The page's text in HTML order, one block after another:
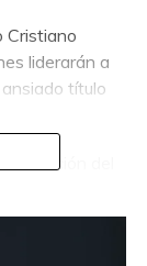
Cristiano
liderarán a
título
la afición del
tras el